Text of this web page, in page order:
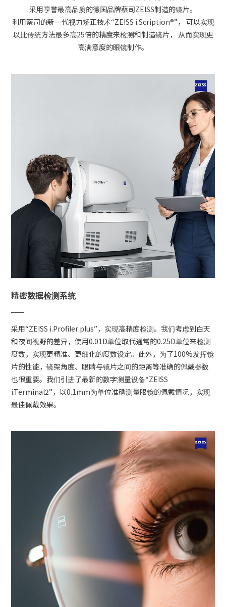
采用享誉最高品质的德国品牌蔡司ZEISS制造的镜片。
利用蔡司的新一代视力矫正技术“ZEISS i.Scription®”， 可以实现
以比传统方法最多高25倍的精度来检测和制造镜片， 从而实现更
高满意度的眼镜制作。
精密数据检测系统
采用“ZEISS i.Profiler plus”，实现高精度检测。我们考虑到白天
和夜间视野的差异，使用0.01D单位取代通常的0.25D单位来检测
度数，实现更精准、更细化的度数设定。此外，为了100%发挥镜
片的性能，镜架角度、眼睛与镜片之间的距离等准确的佩戴参数
也很重要。我们引进了最新的数字测量设备“ZEISS
i.Terminal2”，以0.1mm为单位准确测量眼镜的佩戴情况，实现
最佳佩戴效果。